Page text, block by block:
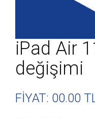
iPad Air
değişimi
FİYAT: 00.00